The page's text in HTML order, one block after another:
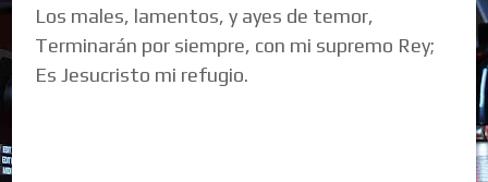
Los males, lamentos, y ayes de temor,
Terminarán por siempre, con mi supremo Rey;
Es Jesucristo mi refugio.